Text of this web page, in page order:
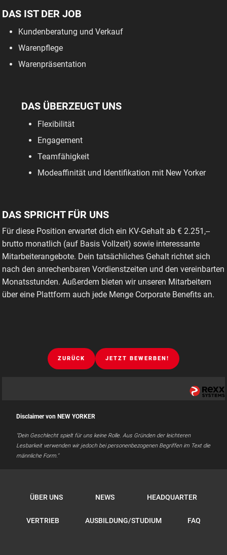
DAS IST DER JOB
Kundenberatung und Verkauf
Warenpflege
Warenpräsentation
DAS ÜBERZEUGT UNS
Flexibilität
Engagement
Teamfähigkeit
Modeaffinität und Identifikation mit New Yorker
DAS SPRICHT FÜR UNS
Für diese Position erwartet dich ein KV-Gehalt ab € 2.251,--
brutto monatlich (auf Basis Vollzeit) sowie interessante
Mitarbeiterangebote. Dein tatsächliches Gehalt richtet sich
nach den anrechenbaren Vordienstzeiten und den vereinbarten
Monatsstunden. Außerdem bieten wir unseren Mitarbeitern
über eine Plattform auch jede Menge Corporate Benefits an.
ZURÜCK JETZT BEWERBEN!
Disclaimer von NEW YORKER
"Dein Geschlecht spielt für uns keine Rolle. Aus Gründen der leichteren
Lesbarkeit verwenden wir jedoch bei personenbezogenen Begriffen im Text die
männliche Form."
ÜBER UNS NEWS HEADQUARTER
VERTRIEB AUSBILDUNG/STUDIUM FAQ